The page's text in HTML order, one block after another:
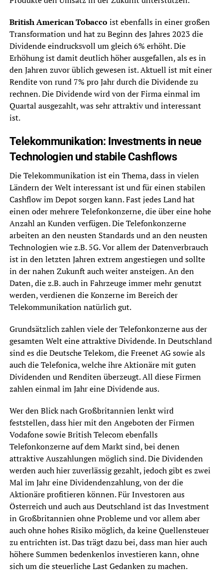
British American Tobacco ist ebenfalls in einer großen
Transformation und hat zu Beginn des Jahres 2023 die
Dividende eindrucksvoll um gleich 6% erhöht. Die
Erhöhung ist damit deutlich höher ausgefallen, als es in
den Jahren zuvor üblich gewesen ist. Aktuell ist mit einer
Rendite von rund 7% pro Jahr durch die Dividende zu
rechnen. Die Dividende wird von der Firma einmal im
Quartal ausgezahlt, was sehr attraktiv und interessant
ist.
Telekommunikation: Investments in neue
Technologien und stabile Cashflows
Die Telekommunikation ist ein Thema, dass in vielen
Ländern der Welt interessant ist und für einen stabilen
Cashflow im Depot sorgen kann. Fast jedes Land hat
einen oder mehrere Telefonkonzerne, die über eine hohe
Anzahl an Kunden verfügen. Die Telefonkonzerne
arbeiten an den neusten Standards und an den neusten
Technologien wie z.B. 5G. Vor allem der Datenverbrauch
ist in den letzten Jahren extrem angestiegen und sollte
in der nahen Zukunft auch weiter ansteigen. An den
Daten, die z.B. auch in Fahrzeuge immer mehr genutzt
werden, verdienen die Konzerne im Bereich der
Telekommunikation natürlich gut.
Grundsätzlich zahlen viele der Telefonkonzerne aus der
gesamten Welt eine attraktive Dividende. In Deutschland
sind es die Deutsche Telekom, die Freenet AG sowie als
auch die Telefonica, welche ihre Aktionäre mit guten
Dividenden und Renditen überzeugt. All diese Firmen
zahlen einmal im Jahr eine Dividende aus.
Wer den Blick nach Großbritannien lenkt wird
feststellen, dass hier mit den Angeboten der Firmen
Vodafone sowie British Telecom ebenfalls
Telefonkonzerne auf dem Markt sind, bei denen
attraktive Auszahlungen möglich sind. Die Dividenden
werden auch hier zuverlässig gezahlt, jedoch gibt es zwei
Mal im Jahr eine Dividendenzahlung, von der die
Aktionäre profitieren können. Für Investoren aus
Österreich und auch aus Deutschland ist das Investment
in Großbritannien ohne Probleme und vor allem aber
auch ohne hohes Risiko möglich, da keine Quellensteuer
zu entrichten ist. Das trägt dazu bei, dass man hier auch
höhere Summen bedenkenlos investieren kann, ohne
sich um die steuerliche Last Gedanken zu machen.